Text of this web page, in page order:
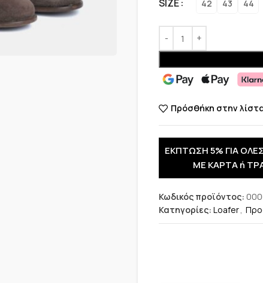
SIZE 42 43 44
Πρόσθήκη στην
ΕΚΠΤΩΣΗ 5% ΓΙΑ
ΜΕ ΚΑΡΤΑ ή
Κωδικός προϊόντος:
Κατηγορίες: Loafer,